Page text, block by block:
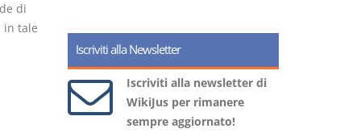
di
in tale
Iscriviti alla Newsletter
Iscriviti alla newsletter di
WikiJus per rimanere
sempre aggiornato!